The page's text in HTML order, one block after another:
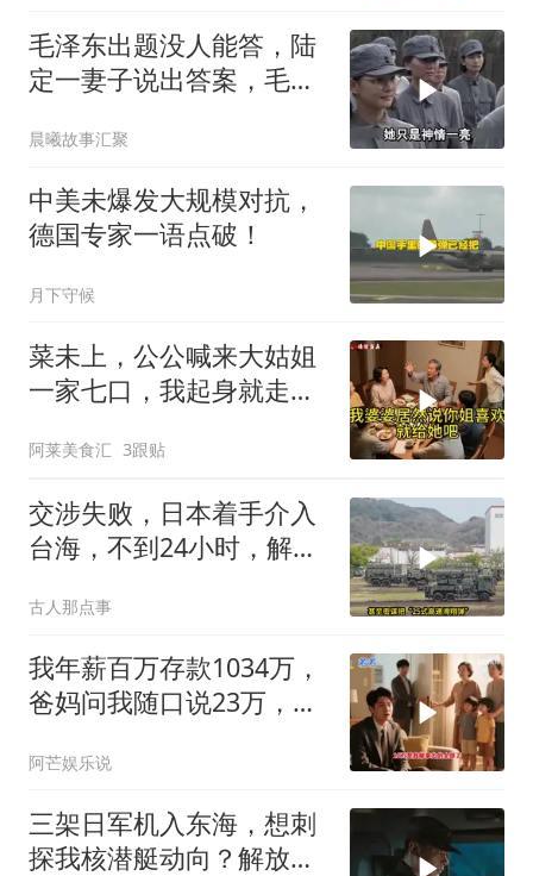
毛泽东出题没人能答，陆
定一妻子说出答案，毛主
晨曦故事汇聚
中美未爆发大规模对抗，
德国专家一语点破！
月下守候
菜未上，公公喊来大姑姐
一家七口，我起身就走，
阿莱美食汇 3跟贴
交涉失败，日本着手介入
台海，不到24小时，解放
古人那点事
我年薪百万存款1034万，
爸妈问我随口说23万，结
阿芒娱乐说
三架日军机入东海，想刺
探我核潜艇动向？解放军